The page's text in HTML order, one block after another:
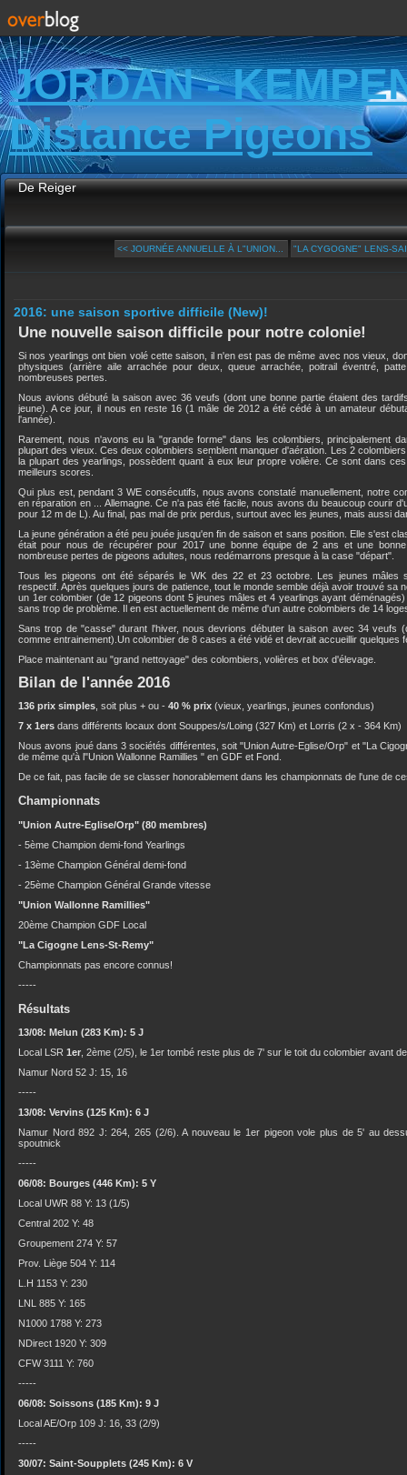
JORDAN -
Distance Pigeons
De Reiger
<< JOURNÉE ANNUELLE À L"UNION... "LA CYGOGNE" LENS-
2016: une saison sportive difficile (New)!
Une nouvelle saison difficile pour notre colonie!
Si nos yearlings ont bien volé cette saison, il n'en est pas de même avec nos vieux,
physiques (arrière aile arrachée pour deux, queue arrachée, poitrail éventré,
nombreuses pertes.
Nous avions débuté la saison avec 36 veufs (dont une bonne partie étaient des
jeune). A ce jour, il nous en reste 16 (1 mâle de 2012 a été cédé à un amateur
l'année).
Rarement, nous n'avons eu la "grande forme" dans les colombiers, principalement
plupart des vieux. Ces deux colombiers semblent manquer d'aération. Les 2
la plupart des yearlings, possèdent quant à eux leur propre volière. Ce sont dans
meilleurs scores.
Qui plus est, pendant 3 WE consécutifs, nous avons constaté manuellement, notre
en réparation en ... Allemagne. Ce n'a pas été facile, nous avons du beaucoup courir
pour 12 m de L). Au final, pas mal de prix perdus, surtout avec les jeunes, mais aussi
La jeune génération a été peu jouée jusqu'en fin de saison et sans position. Elle s'est
était pour nous de récupérer pour 2017 une bonne équipe de 2 ans et une
nombreuse pertes de pigeons adultes, nous redémarrons presque à la case "départ".
Tous les pigeons ont été séparés le WK des 22 et 23 octobre. Les jeunes mâles
respectif. Après quelques jours de patience, tout le monde semble déjà avoir trouvé sa
un 1er colombier (de 12 pigeons dont 5 jeunes mâles et 4 yearlings ayant
sans trop de problème. Il en est actuellement de même d'un autre colombiers de 14
Sans trop de "casse" durant l'hiver, nous devrions débuter la saison avec 34 veufs
comme entrainement).Un colombier de 8 cases a été vidé et devrait accueillir quelques
Place maintenant au "grand nettoyage" des colombiers, volières et box d'élevage.
Bilan de l'année 2016
136 prix simples , soit plus + ou - 40 % prix (vieux, yearlings, jeunes confondus)
7 x 1ers dans différents locaux dont Souppes/s/Loing (327 Km) et Lorris (2 x - 364 Km)
Nous avons joué dans 3 sociétés différentes, soit "Union Autre-Eglise/Orp" et "La
de même qu'à l"Union Wallonne Ramillies " en GDF et Fond.
De ce fait, pas facile de se classer honorablement dans les championnats de l'une de
Championnats
"Union Autre-Eglise/Orp" (80 membres)
- 5ème Champion demi-fond Yearlings
- 13ème Champion Général demi-fond
- 25ème Champion Général Grande vitesse
"Union Wallonne Ramillies"
20ème Champion GDF Local
"La Cigogne Lens-St-Remy"
Championnats pas encore connus!
-----
Résultats
13/08: Melun (283 Km): 5 J
Local LSR 1er, 2ème (2/5), le 1er tombé reste plus de 7' sur le toit du colombier avant
Namur Nord 52 J: 15, 16
-----
13/08: Vervins (125 Km): 6 J
Namur Nord 892 J: 264, 265 (2/6). A nouveau le 1er pigeon vole plus de 5' au
spoutnick
-----
06/08: Bourges (446 Km): 5 Y
Local UWR 88 Y: 13 (1/5)
Central 202 Y: 48
Groupement 274 Y: 57
Prov. Liège 504 Y: 114
L.H 1153 Y: 230
LNL 885 Y: 165
N1000 1788 Y: 273
NDirect 1920 Y: 309
CFW 3111 Y: 760
-----
06/08: Soissons (185 Km): 9 J
Local AE/Orp 109 J: 16, 33 (2/9)
-----
30/07: Saint-Soupplets (245 Km): 6 V